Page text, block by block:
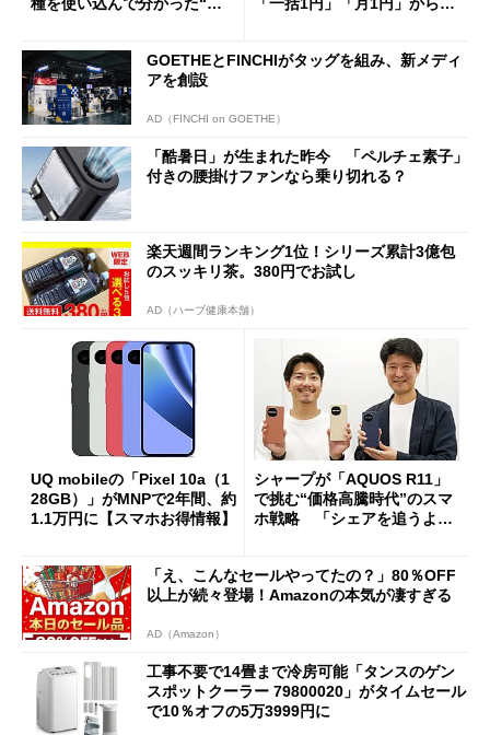
種を使い込んで分かった“ス
「一括1円」「月1円」からお
GOETHEとFINCHIがタッグを組み、新メディ
アを創設
AD（FINCHI on GOETHE）
「酷暑日」が生まれた昨今 「ペルチェ素子」
付きの腰掛けファンなら乗り切れる？
楽天週間ランキング1位！シリーズ累計3億包
のスッキリ茶。380円でお試し
AD（ハーブ健康本舗）
UQ mobileの「Pixel 10a（1
28GB）」がMNPで2年間、約
1.1万円に【スマホお得情報】
シャープが「AQUOS R11」
で挑む“価格高騰時代”のスマ
ホ戦略 「シェアを追うより
「え、こんなセールやってたの？」80％OFF
以上が続々登場！Amazonの本気が凄すぎる
AD（Amazon）
工事不要で14畳まで冷房可能「タンスのゲン
スポットクーラー 79800020」がタイムセール
で10％オフの5万3999円に